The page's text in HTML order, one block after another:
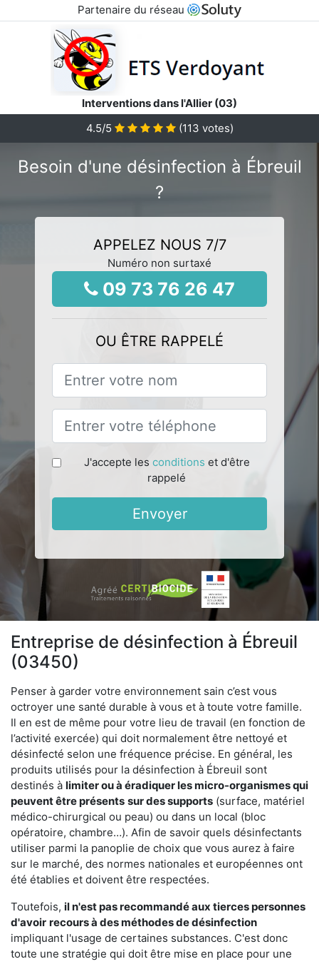
Partenaire du réseau
Interventions dans l'Allier (03)
4.5/5 (113 votes)
Besoin d'une désinfection à Ébreuil
?
APPELEZ NOUS 7/7
Numéro non surtaxé
09 73 76 26 47
OU ÊTRE RAPPELÉ
J'accepte les conditions et d'être
rappelé
Envoyer
Entreprise de désinfection à Ébreuil
(03450)
Penser à garder votre environnement sain c’est vous
octroyer une santé durable à vous et à toute votre famille.
Il en est de même pour votre lieu de travail (en fonction de
l’activité exercée) qui doit normalement être nettoyé et
désinfecté selon une fréquence précise. En général, les
produits utilisés pour la désinfection à Ébreuil sont
destinés à limiter ou à éradiquer les micro-organismes qui
peuvent être présents sur des supports (surface, matériel
médico-chirurgical ou peau) ou dans un local (bloc
opératoire, chambre…). Afin de savoir quels désinfectants
utiliser parmi la panoplie de choix que vous aurez à faire
sur le marché, des normes nationales et européennes ont
été établies et doivent être respectées.
Toutefois, il n'est pas recommandé aux tierces personnes
d'avoir recours à des méthodes de désinfection
impliquant l'usage de certaines substances. C'est donc
toute une stratégie qui doit être mise en place pour une